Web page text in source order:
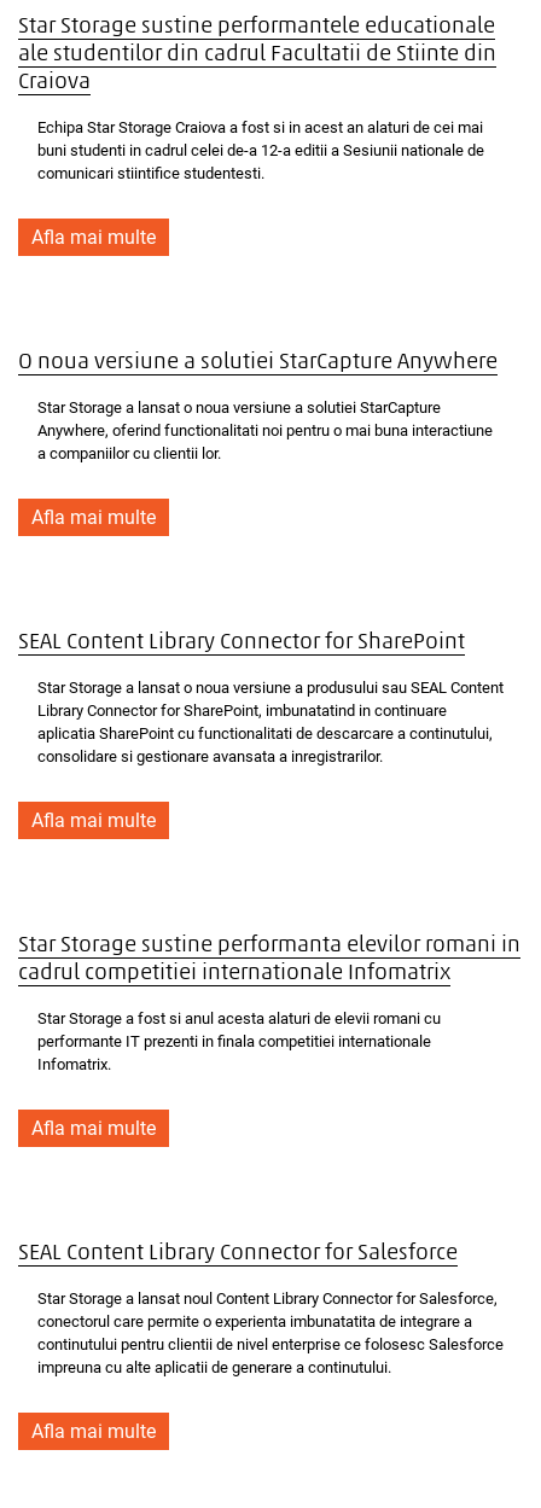
Star Storage sustine performantele educationale
ale studentilor din cadrul Facultatii de Stiinte din
Craiova
Echipa Star Storage Craiova a fost si in acest an alaturi de cei mai
buni studenti in cadrul celei de-a 12-a editii a Sesiunii nationale de
comunicari stiintifice studentesti.
Afla mai multe
O noua versiune a solutiei StarCapture Anywhere
Star Storage a lansat o noua versiune a solutiei StarCapture
Anywhere, oferind functionalitati noi pentru o mai buna interactiune
a companiilor cu clientii lor.
Afla mai multe
SEAL Content Library Connector for SharePoint
Star Storage a lansat o noua versiune a produsului sau SEAL Content
Library Connector for SharePoint, imbunatatind in continuare
aplicatia SharePoint cu functionalitati de descarcare a continutului,
consolidare si gestionare avansata a inregistrarilor.
Afla mai multe
Star Storage sustine performanta elevilor romani in
cadrul competitiei internationale Infomatrix
Star Storage a fost si anul acesta alaturi de elevii romani cu
performante IT prezenti in finala competitiei internationale
Infomatrix.
Afla mai multe
SEAL Content Library Connector for Salesforce
Star Storage a lansat noul Content Library Connector for Salesforce,
conectorul care permite o experienta imbunatatita de integrare a
continutului pentru clientii de nivel enterprise ce folosesc Salesforce
impreuna cu alte aplicatii de generare a continutului.
Afla mai multe